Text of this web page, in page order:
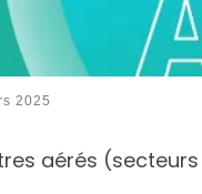
2025
aérés